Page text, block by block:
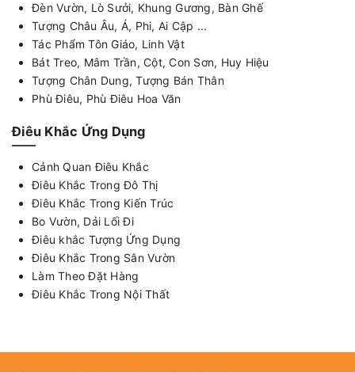
Đèn Vườn, Lò Sưởi, Khung Gương, Bàn Ghế
Tượng Châu Âu, Á, Phi, Ai Cập ...
Tác Phẩm Tôn Giáo, Linh Vật
Bát Treo, Mâm Trần, Cột, Con Sơn, Huy Hiệu
Tượng Chân Dung, Tượng Bán Thân
Phù Điêu, Phù Điêu Hoa Văn
Điêu Khắc Ứng Dụng
Cảnh Quan Điêu Khắc
Điêu Khắc Trong Đô Thị
Điêu Khắc Trong Kiến Trúc
Bo Vườn, Dải Lối Đi
Điêu khắc Tượng Ứng Dụng
Điêu Khắc Trong Sân Vườn
Làm Theo Đặt Hàng
Điêu Khắc Trong Nội Thất